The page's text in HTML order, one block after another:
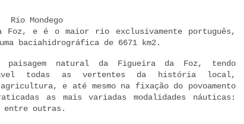
Rio Mondego
Foz, e é o maior rio exclusivamente português,
baciahidrográfica de 6671 km2.
paisagem natural da Figueira da Foz, tendo
todas as vertentes da história local,
e até mesmo na fixação do povoamento
as mais variadas modalidades náuticas:
entre outras.